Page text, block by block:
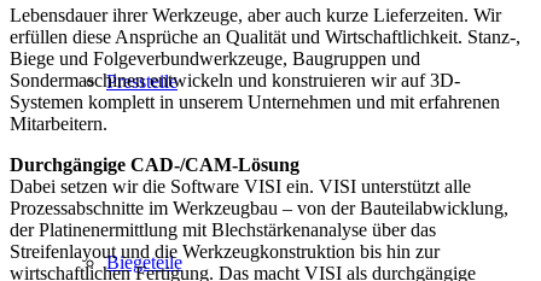
Pressteile
Biegeteile
Lebensdauer ihrer Werkzeuge, aber auch kurze Lieferzeiten. Wir
erfüllen diese Ansprüche an Qualität und Wirtschaftlichkeit. Stanz-,
Biege und Folgeverbundwerkzeuge, Baugruppen und
Sondermaschinen entwickeln und konstruieren wir auf 3D-
Systemen komplett in unserem Unternehmen und mit erfahrenen
Mitarbeitern.
Durchgängige CAD-/CAM-Lösung
Dabei setzen wir die Software VISI ein. VISI unterstützt alle
Prozessabschnitte im Werkzeugbau – von der Bauteilabwicklung,
der Platinenermittlung mit Blechstärkenanalyse über das
Streifenlayout und die Werkzeugkonstruktion bis hin zur
wirtschaftlichen Fertigung. Das macht VISI als durchgängige